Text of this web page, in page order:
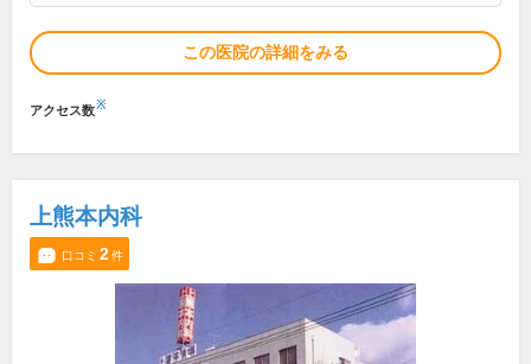
この医院の詳細をみる
アクセス数※
上熊本内科
口コミ 2件